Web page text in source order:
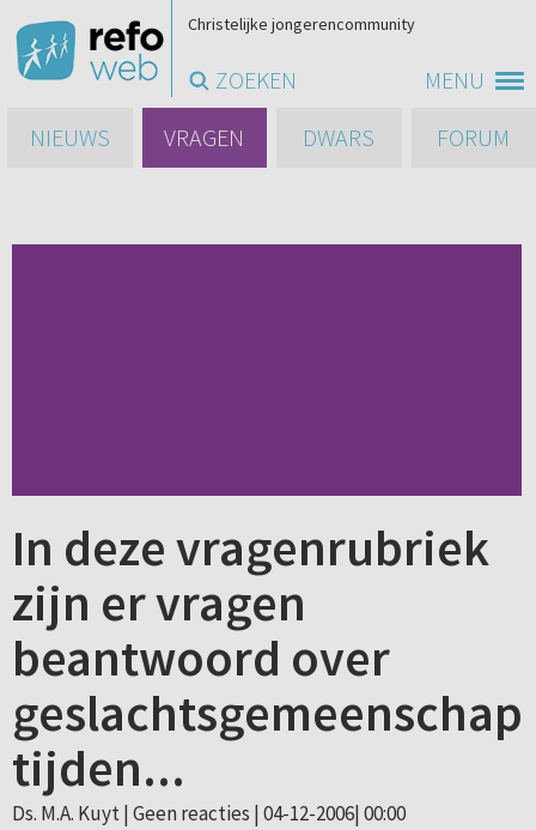
MENU
Christelijke jongerencommunity
ZOEKEN
NIEUWS
VRAGEN DWARS FORUM
In deze vragenrubriek
zijn er vragen
beantwoord over
geslachtsgemeenschap
tijden...
Ds. M.A. Kuyt | Geen reacties | 04-12-2006| 00:00